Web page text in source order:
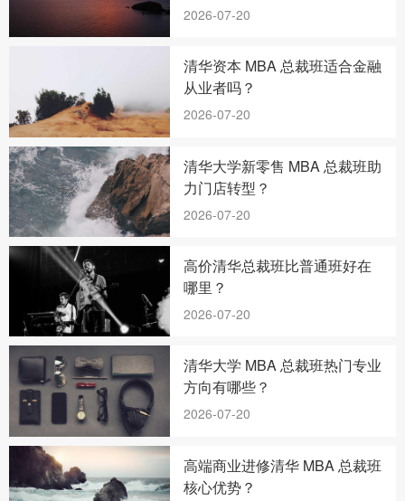
2026-07-20
清华资本 MBA 总裁班适合金融
从业者吗？
2026-07-20
清华大学新零售 MBA 总裁班助
力门店转型？
2026-07-20
高价清华总裁班比普通班好在
哪里？
2026-07-20
清华大学 MBA 总裁班热门专业
方向有哪些？
2026-07-20
高端商业进修清华 MBA 总裁班
核心优势？